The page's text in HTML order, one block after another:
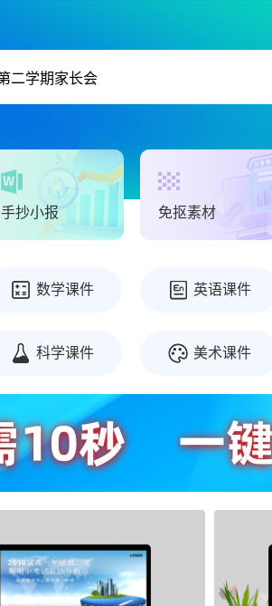
手抄小报 免抠素材
数学课件 英语课件
科学课件 美术课件